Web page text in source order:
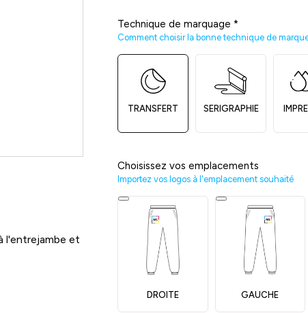
l'entrejambe et
Technique de marquage *
Comment choisir la bonne technique de
TRANSFERT SERIGRAPHIE
Choisissez vos emplacements
Importez vos logos à l'emplacement souhaité
DROITE GAUCHE